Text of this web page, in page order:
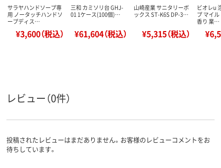
サラヤハンドソープ専
用 ノータッチハンドソ
ープディス…
¥3,600（税込）
三和 カミソリ台 GHJ-
01 1ケース(100個)…
¥61,604（税込）
山崎産業 サニタリーボ
ックス ST-K6S DP-3…
¥5,315（税込）
ビオレu
プ マイ
香り 業…
レビュー（0件）
投稿されたレビューはまだありません。お客様のレビューコメントをお
待ちしています。